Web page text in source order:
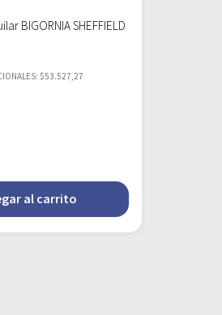
BIGORNIA SHEFFIELD
$53.527,27
al carrito